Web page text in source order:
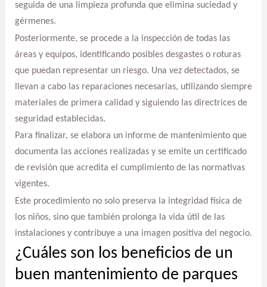
seguida de una limpieza profunda que elimina suciedad y
gérmenes.
Posteriormente, se procede a la inspección de todas las
áreas y equipos, identificando posibles desgastes o roturas
que puedan representar un riesgo. Una vez detectados, se
llevan a cabo las reparaciones necesarias, utilizando siempre
materiales de primera calidad y siguiendo las directrices de
seguridad establecidas.
Para finalizar, se elabora un informe de mantenimiento que
documenta las acciones realizadas y se emite un certificado
de revisión que acredita el cumplimiento de las normativas
vigentes.
Este procedimiento no solo preserva la integridad física de
los niños, sino que también prolonga la vida útil de las
instalaciones y contribuye a una imagen positiva del negocio.
¿Cuáles son los beneficios de un
buen mantenimiento de parques